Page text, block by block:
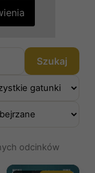
Szukaj
odcinków